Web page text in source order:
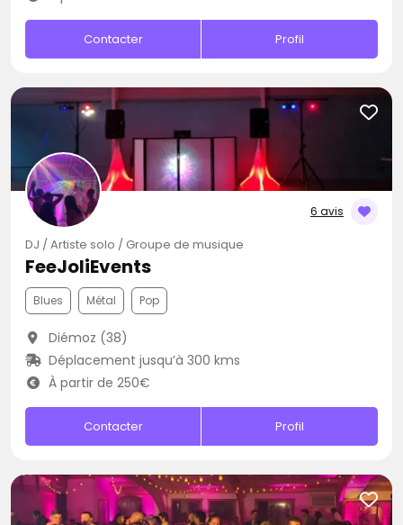
Contacter Profil
6 avis
DJ / Artiste solo / Groupe de musique
FeeJoliEvents
Blues Métal Pop
Diémoz (38)
Déplacement jusqu’à 300 kms
À partir de 250€
Contacter Profil